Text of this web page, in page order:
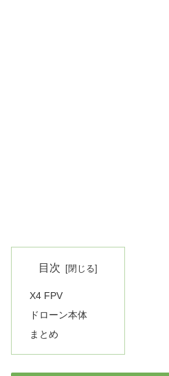
目次
X4 FPV
ドローン本体
まとめ